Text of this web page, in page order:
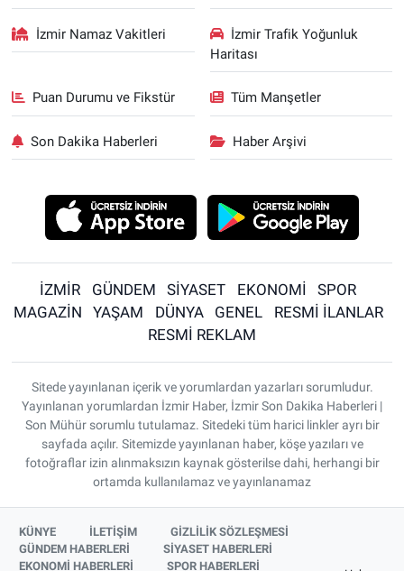
İzmir Namaz Vakitleri
İzmir Trafik Yoğunluk
Haritası
Puan Durumu ve Fikstür Tüm Manşetler
Son Dakika Haberleri Haber Arşivi
İZMİR GÜNDEM SİYASET EKONOMİ
SPOR
MAGAZİN
YAŞAM DÜNYA GENEL
RESMİ İLANLAR
RESMİ REKLAM
Sitede yayınlanan içerik ve yorumlardan yazarları sorumludur.
Yayınlanan yorumlardan İzmir Haber, İzmir Son Dakika Haberleri |
Son Mühür sorumlu tutulamaz. Sitedeki tüm harici linkler ayrı bir
sayfada açılır. Sitemizde yayınlanan haber, köşe yazıları ve
fotoğraflar izin alınmaksızın kaynak gösterilse dahi, herhangi bir
ortamda kullanılamaz ve yayınlanamaz
KÜNYE İLETİŞİM
GİZLİLİK SÖZLEŞMESİ
GÜNDEM HABERLERİ
SİYASET HABERLERİ
EKONOMİ HABERLERİ
SPOR HABERLERİ